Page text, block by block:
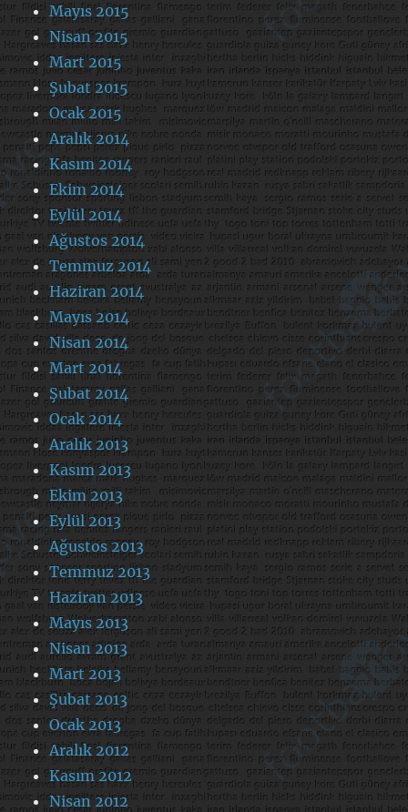
Mayıs 2015
Nisan 2015
Mart 2015
Şubat 2015
Ocak 2015
Aralık 2014
Kasım 2014
Ekim 2014
Eylül 2014
Ağustos 2014
Temmuz 2014
Haziran 2014
Mayıs 2014
Nisan 2014
Mart 2014
Şubat 2014
Ocak 2014
Aralık 2013
Kasım 2013
Ekim 2013
Eylül 2013
Ağustos 2013
Temmuz 2013
Haziran 2013
Mayıs 2013
Nisan 2013
Mart 2013
Şubat 2013
Ocak 2013
Aralık 2012
Kasım 2012
Nisan 2012